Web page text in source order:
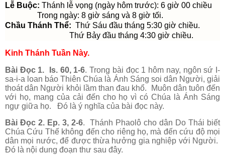
Lễ Buộc: Thánh lễ vọng (ngày hôm trước): 6 giờ 00 chiều
Trong ngày: 8 giờ sáng và 8 giờ tối.
Chầu Thánh Thể: Thứ Sáu đầu tháng 5:30 giờ chiều.
Thứ Bảy đầu tháng 4:30 giờ chiều.
Kinh Thánh Tuần Này.
Bài Đọc 1. Is. 60, 1-6. Trong bài đọc 1 hôm nay, ngôn sứ I-
sa-i-a loan báo Thiên Chúa là Ánh Sáng soi dân Người, giải
thoát dân Người khỏi lầm than đau khổ. Muôn dân tuôn đến
với họ, mang của cải đến cho họ vì có Chúa là Ánh Sáng
ngự giữa họ. Đó là ý nghĩa của bài đọc này.
Bài Đọc 2. Ep. 3, 2-6. Thánh Phaolô cho dân Do Thái biết
Chúa Cứu Thế không đến cho riêng họ, mà đến cứu độ mọi
dân mọi nước, để được thừa hưởng gia nghiệp với Người.
Đó là nội dung đoạn thư sau đây.